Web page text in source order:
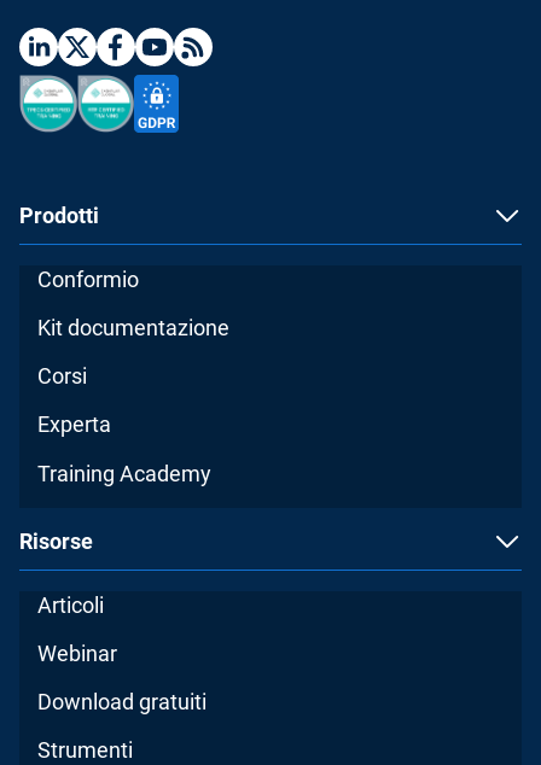
Prodotti
Conformio
Kit documentazione
Corsi
Experta
Training Academy
Risorse
Articoli
Webinar
Download gratuiti
Strumenti